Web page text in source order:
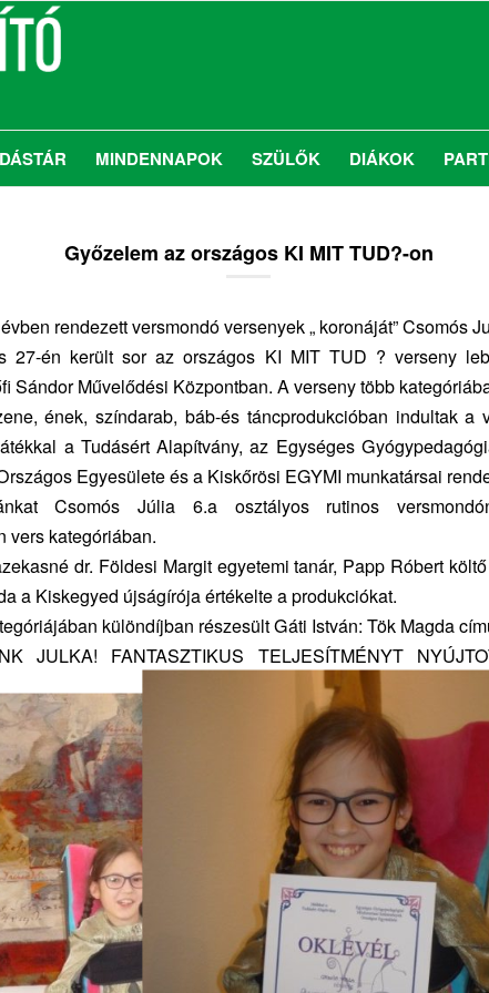
MINDENNAPOK SZÜLŐK DIÁKOK
Győzelem az országos KI MIT TUD?-on
rendezett versmondó versenyek „ koronáját” Csomós
27-én került sor az országos KI MIT TUD ? verseny
Sándor Művelődési Központban. A verseny több
ének, színdarab, báb-és táncprodukcióban indultak a
a Tudásért Alapítvány, az Egységes
Egyesülete és a Kiskőrösi EGYMI munkatársai
Csomós Júlia 6.a osztályos rutinos
vers kategóriában.
dr. Földesi Margit egyetemi tanár, Papp Róbert
a Kiskegyed újságírója értékelte a produkciókat.
különdíjban részesült Gáti István: Tök Magda
JULKA! FANTASZTIKUS TELJESÍTMÉNYT